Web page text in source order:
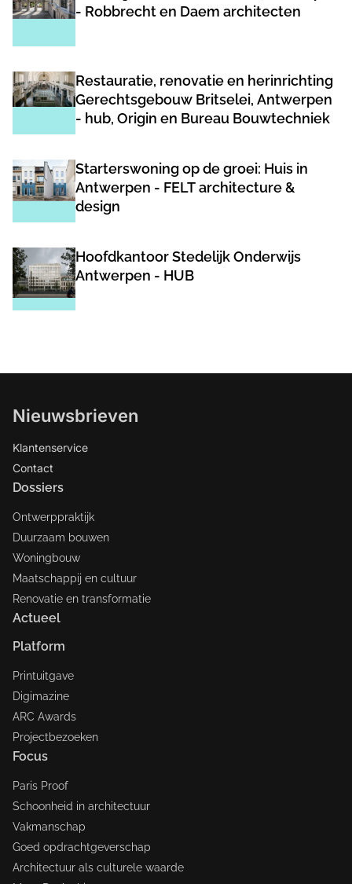
- Robbrecht en Daem architecten
Restauratie, renovatie en herinrichting
Gerechtsgebouw Britselei, Antwerpen
- hub, Origin en Bureau Bouwtechniek
Starterswoning op de groei: Huis in
Antwerpen - FELT architecture &
design
Hoofdkantoor Stedelijk Onderwijs
Antwerpen - HUB
Nieuwsbrieven
Klantenservice
Contact
Dossiers
Ontwerppraktijk
Duurzaam bouwen
Woningbouw
Maatschappij en cultuur
Renovatie en transformatie
Actueel
Platform
Printuitgave
Digimazine
ARC Awards
Projectbezoeken
Focus
Paris Proof
Schoonheid in architectuur
Vakmanschap
Goed opdrachtgeverschap
Architectuur als culturele waarde